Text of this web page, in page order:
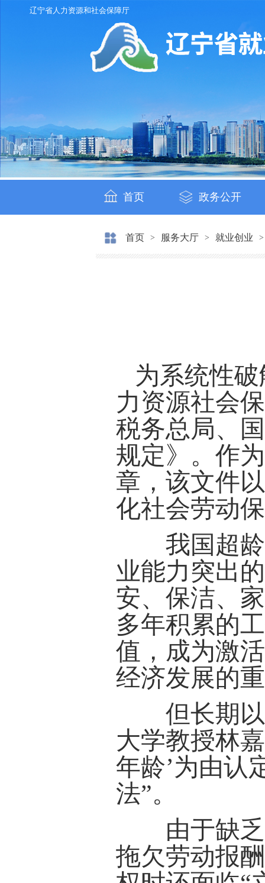
辽宁省人力资源和社会保障厅
首页 政务公开
首页 > 服务大厅 > 就业创业 >
为系统性
力资源社会
税务总局、
规定》。作
章，该文件
化社会劳动
我国超龄
业能力突出
安、保洁、
多年积累的
值，成为激
经济发展的
但长期以
大学教授林
年龄’为由认
法”。
由于缺乏
拖欠劳动报